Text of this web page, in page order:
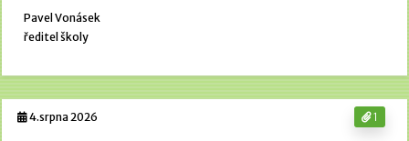
Pavel Vonásek
ředitel školy
1
4.srpna 2026